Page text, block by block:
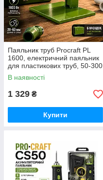
Паяльник труб Procraft PL
1600, електричний паяльник
для пластикових труб, 50-300
градусів 63 мм із насадками,
для дачі та гаража
В наявності
1 329 ₴
Купити